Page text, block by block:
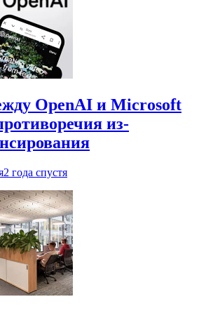
OpenAI и Microsoft
из-
2 года спустя